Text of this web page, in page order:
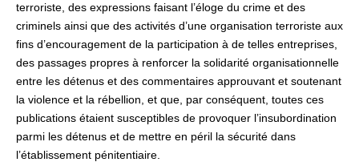
terroriste, des expressions faisant l’éloge du crime et des
criminels ainsi que des activités d’une organisation terroriste aux
fins d’encouragement de la participation à de telles entreprises,
des passages propres à renforcer la solidarité organisationnelle
entre les détenus et des commentaires approuvant et soutenant
la violence et la rébellion, et que, par conséquent, toutes ces
publications étaient susceptibles de provoquer l’insubordination
parmi les détenus et de mettre en péril la sécurité dans
l’établissement pénitentiaire.